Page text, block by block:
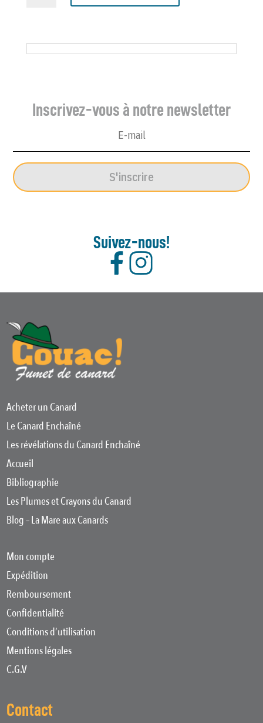
du
26Inscrivez-vous à notre newsletter
S'inscrire
Suivez-nous!
Acheter un Canard
Le Canard Enchaîné
Les révélations du Canard Enchaîné
Accueil
Bibliographie
Les Plumes et Crayons du Canard
Blog – La Mare aux Canards
Mon compte
Expédition
Remboursement
Confidentialité
Conditions d’utilisation
Mentions légales
C.G.V
Contact